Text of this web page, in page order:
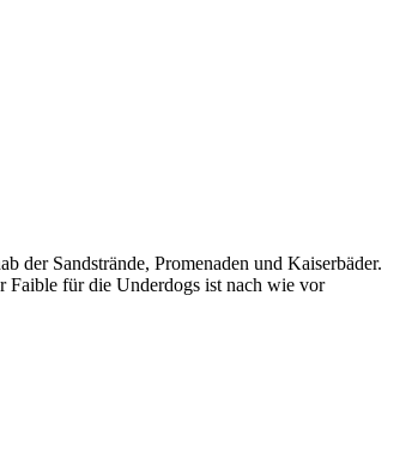
der Sandstrände, Promenaden und Kaiserbäder.
Faible für die Underdogs ist nach wie vor